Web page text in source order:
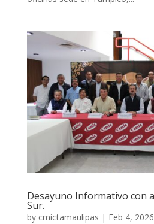
Desayuno Informativo con
Sur.
by cmictamaulipas | Feb 4, 2026